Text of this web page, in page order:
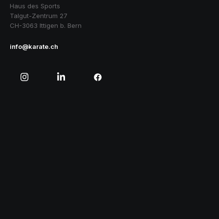
Haus des Sports
Talgut-Zentrum 27
CH-3063 Ittigen b. Bern
info@karate.ch